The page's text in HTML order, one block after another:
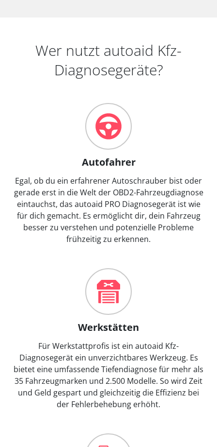
Wer nutzt autoaid Kfz-
Diagnosegeräte?
Autofahrer
Egal, ob du ein erfahrener Autoschrauber bist oder
gerade erst in die Welt der OBD2-Fahrzeugdiagnose
eintauchst, das autoaid PRO Diagnosegerät ist wie
für dich gemacht. Es ermöglicht dir, dein Fahrzeug
besser zu verstehen und potenzielle Probleme
frühzeitig zu erkennen.
Werkstätten
Für Werkstattprofis ist ein autoaid Kfz-
Diagnosegerät ein unverzichtbares Werkzeug. Es
bietet eine umfassende Tiefendiagnose für mehr als
35 Fahrzeugmarken und 2.500 Modelle. So wird Zeit
und Geld gespart und gleichzeitig die Effizienz bei
der Fehlerbehebung erhöht.